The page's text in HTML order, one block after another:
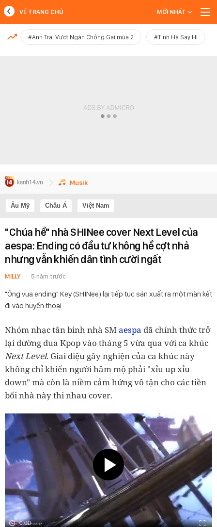
MỚI NHẤT
VỀ TRANG CHỦ MỚI NHẤT
#Anh Trai Vượt Ngàn Chông Gai mùa 2 #Tinh Hà Say Hi
Musik
Âu Mỹ Châu Á Việt Nam
"Chúa hề" nhà SHINee cover Next Level của
aespa: Ending có đầu tư không hề cợt nhả
nhưng vẫn khiến dân tình cười ngất
MILLY 5 năm trước
"Ông vua ending" Key (SHINee) lại tiếp tục sản xuất ra một màn kết
đi vào huyền thoại.
Nhóm nhạc tân binh nhà SMaespa đã chính thức trở
lại đường đua Kpop vào tháng 5 vừa qua với ca khúc
Next Level. Giai điệu gây nghiện của ca khúc này
không chỉ khiến người hâm mộ phải "xỉu up xỉu
down" mà còn là niềm cảm hứng vô tận cho các tiền
bối nhà này thi nhau cover.
0:00